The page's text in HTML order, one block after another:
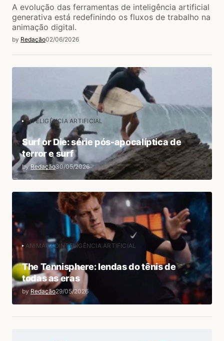
A evolução das ferramentas de inteligência artificial
generativa está redefinindo os fluxos de trabalho na
animação digital.
by Redação02/06/2026
INTELIGÊNCIA ARTIFICIAL
Surf or Die: série pós-apocalíptica de
terror e surf
by Redação30/05/2026
ANIMAÇÃOINTELIGÊNCIA ARTIFICIAL
The Tennisphere: lendas do tênis de
todas as eras
by Redação29/05/2026